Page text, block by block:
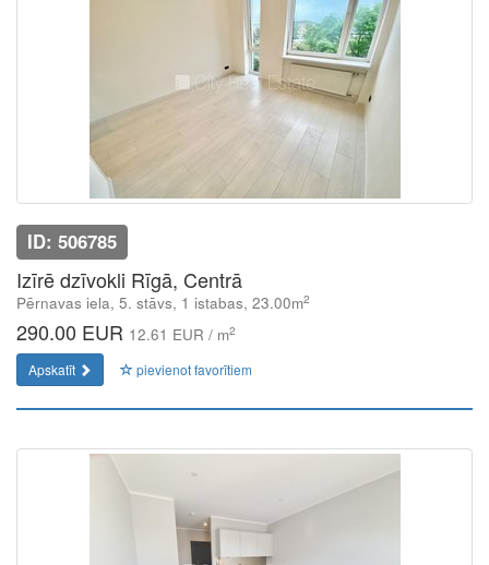
ID: 506785
Izīrē dzīvokli Rīgā, Centrā
Pērnavas iela, 5. stāvs, 1 istabas, 23.00m2
290.00 EUR 12.61 EUR / m2
Apskatīt pievienot favorītiem